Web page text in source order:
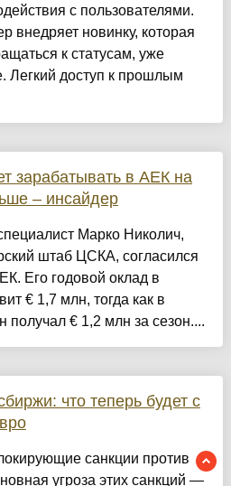
с пользователями.
внедряет новинку, которая
к статусам, уже
Легкий доступ к прошлым
зарабатывать в АЕК на
– инсайдер
Марко Николич,
штаб ЦСКА, согласился
Его годовой оклад в
€ 1,7 млн, тогда как в
получал € 1,2 млн за сезон....
что теперь будет с
санкции против
угроза этих санкций —